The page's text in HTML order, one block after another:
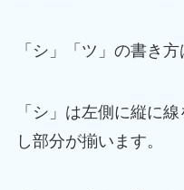
「シ」「ツ」の書き
「シ」は左側に縦に
し部分が揃います。